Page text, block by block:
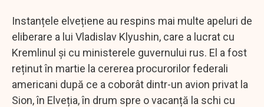
Instanțele elvețiene au respins mai multe apeluri de
eliberare a lui Vladislav Klyushin, care a lucrat cu
Kremlinul și cu ministerele guvernului rus. El a fost
reținut în martie la cererea procurorilor federali
americani după ce a coborât dintr-un avion privat la
Sion, în Elveția, în drum spre o vacanță la schi cu